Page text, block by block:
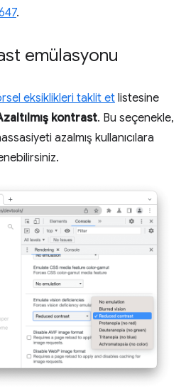
.
emülasyonu
eksiklikleri taklit etlistesine
kontrast. Bu seçenekle,
azalmış kullanıcılara